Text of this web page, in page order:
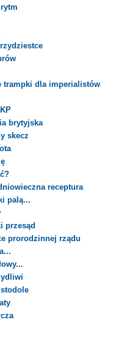
trampki dla imperialistów
brytyjska
skecz
receptura
palą...
przesąd
prorodzinnej rządu